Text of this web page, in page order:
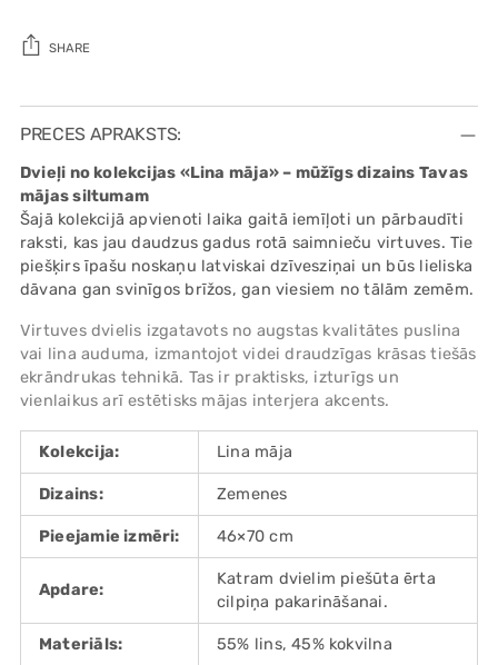
SHARE
Adding
product
your
cart
PRECES APRAKSTS:
Dvieļi no kolekcijas «Lina māja» – mūžīgs dizains Tavas
mājas siltumam
Šajā kolekcijā apvienoti laika gaitā iemīļoti un pārbaudīti
raksti, kas jau daudzus gadus rotā saimnieču virtuves. Tie
piešķirs īpašu noskaņu latviskai dzīvesziņai un būs lieliska
dāvana gan svinīgos brīžos, gan viesiem no tālām zemēm.
Virtuves dvielis izgatavots no augstas kvalitātes puslina
vai lina auduma, izmantojot videi draudzīgas krāsas tiešās
ekrāndrukas tehnikā. Tas ir praktisks, izturīgs un
vienlaikus arī estētisks mājas interjera akcents.
Kolekcija: Lina māja
Dizains: Zemenes
Pieejamie izmēri: 46×70 cm
Apdare:
Katram dvielim piešūta ērta
cilpiņa pakarināšanai.
Materiāls: 55% lins, 45% kokvilna